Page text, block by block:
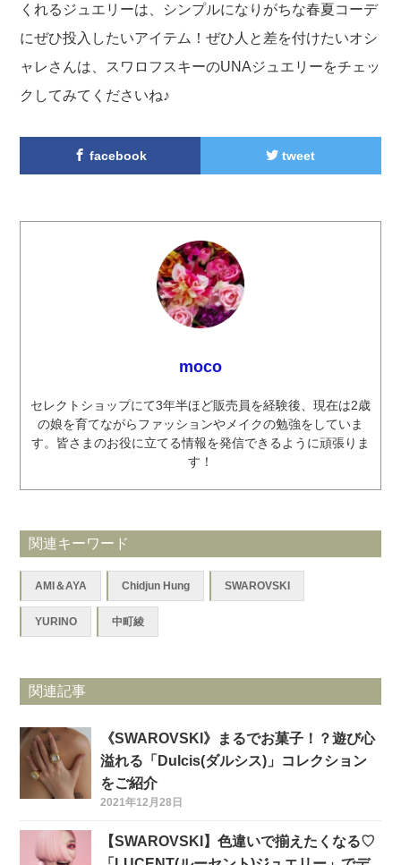
くれるジュエリーは、シンプルになりがちな春夏コーデ
にぜひ投入したいアイテム！ぜひ人と差を付けたいオシ
ャレさんは、スワロフスキーのUNAジュエリーをチェッ
クしてみてくださいね♪
facebook tweet
moco
セレクトショップにて3年半ほど販売員を経験後、現在は2歳
の娘を育てながらファッションやメイクの勉強をしていま
す。皆さまのお役に立てる情報を発信できるように頑張りま
す！
関連キーワード
AMI＆AYA Chidjun Hung SWAROVSKI
YURINO 中町綾
関連記事
《SWAROVSKI》まるでお菓子！？遊び心
溢れる「Dulcis(ダルシス)」コレクション
をご紹介
2021年12月28日
【SWAROVSKI】色違いで揃えたくなる♡